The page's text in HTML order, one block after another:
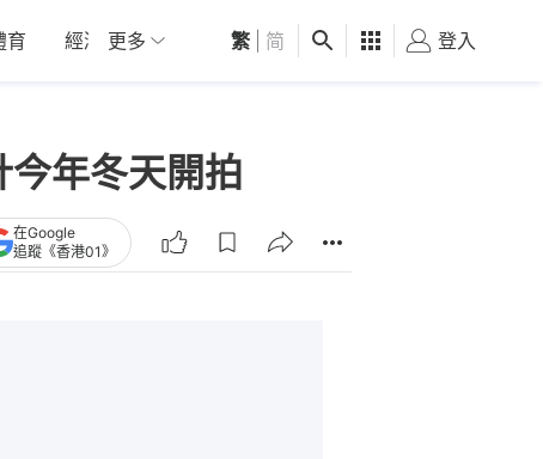
育 經濟 01深圳 觀點 健康 好食玩飛
更多 繁 简 登入
年冬天開拍
在Google
追蹤《香港01》